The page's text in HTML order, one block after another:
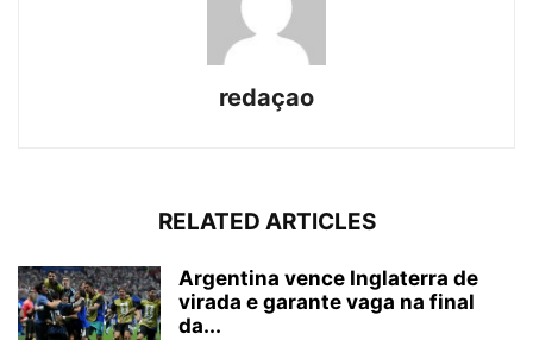
redaçao
RELATED ARTICLES
Argentina vence Inglaterra de
virada e garante vaga na final
da...